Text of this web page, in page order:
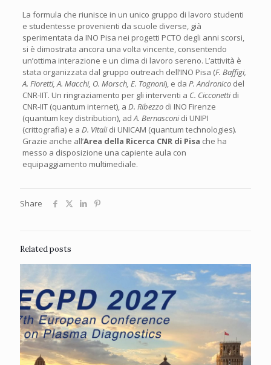
La formula che riunisce in un unico gruppo di lavoro studenti
e studentesse provenienti da scuole diverse, già
sperimentata da INO Pisa nei progetti PCTO degli anni scorsi,
si è dimostrata ancora una volta vincente, consentendo
un’ottima interazione e un clima di lavoro sereno. L’attività è
stata organizzata dal gruppo outreach dell’INO Pisa (F. Baffigi,
A. Fioretti, A. Macchi, O. Morsch, E. Tognoni), e da P. Andronicodel
CNR-IIT. Un ringraziamento per gli interventi a C. Cicconettidi
CNR-IIT (quantum internet), a D. Ribezzodi INO Firenze
(quantum key distribution), ad A. Bernasconidi UNIPI
(crittografia) e a D. Vitalidi UNICAM (quantum technologies).
Grazie anche all’Area della Ricerca CNR di Pisa che ha
messo a disposizione una capiente aula con
equipaggiamento multimediale.
Share
Related posts